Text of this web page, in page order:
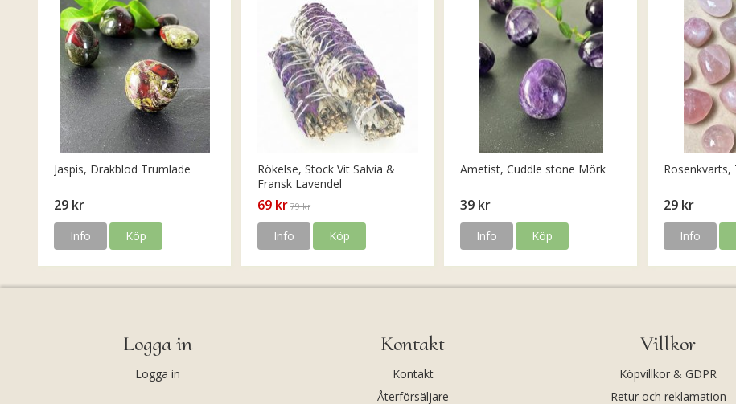
Jaspis, Drakblod Trumlade
29 kr
Info Köp
Rökelse, Stock Vit Salvia &
Fransk Lavendel
69 kr 79 kr
Info Köp
Ametist, Cuddle stone Mörk
39 kr
Info Köp
Rosenkvarts,
29 kr
Info
Logga in
Logga in
Kontakt
Kontakt
Återförsäljare
Villkor
Köpvillkor & GDPR
Retur och reklamation